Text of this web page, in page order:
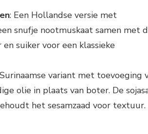
: Een Hollandse versie met
snufje nootmuskaat samen met
suiker voor een klassieke
variant met toevoeging
olie in plaats van boter. De
het sesamzaad voor textuur.